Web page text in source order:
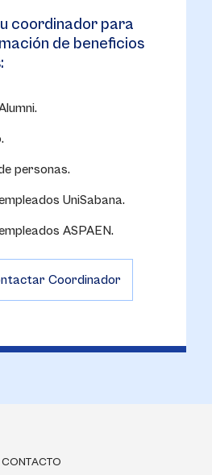
coordinador para
de beneficios
personas.
UniSabana.
ASPAEN.
Coordinador
CONTACTO